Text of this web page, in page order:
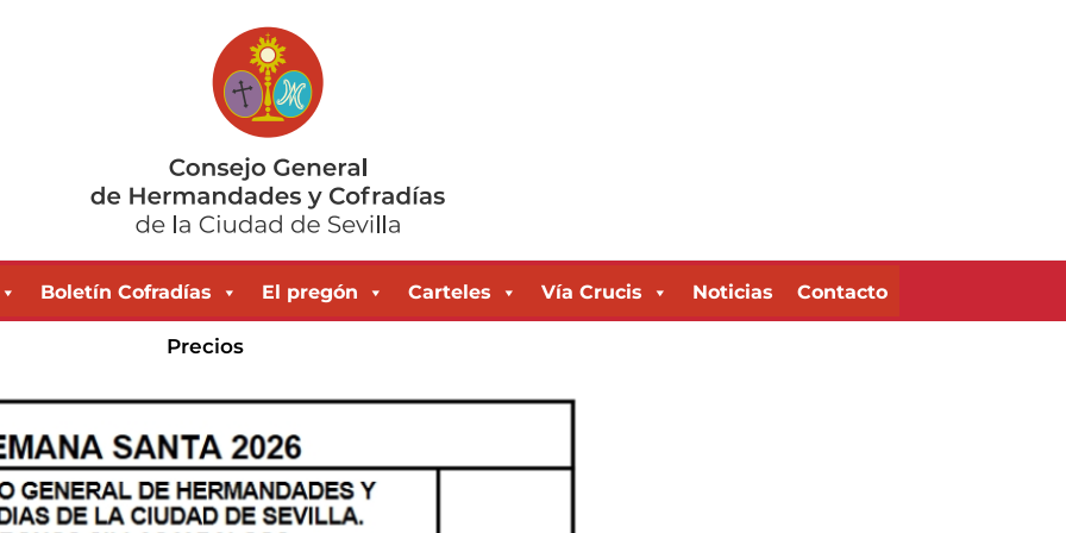
Boletín Cofradías El pregón Carteles Vía Crucis Noticias Contacto
Precios